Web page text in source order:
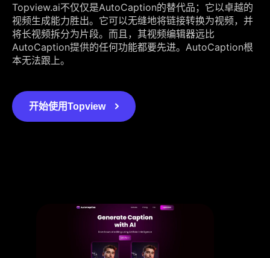
Topview.ai不仅仅是AutoCaption的替代品；它以卓越的
视频生成能力胜出。它可以无缝地将链接转换为视频，并
将长视频拆分为片段。而且，其视频编辑器远比
AutoCaption提供的任何功能都要先进。AutoCaption根
本无法跟上。
开始使用Topview